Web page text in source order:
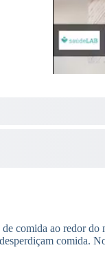
comida ao redor
comida.